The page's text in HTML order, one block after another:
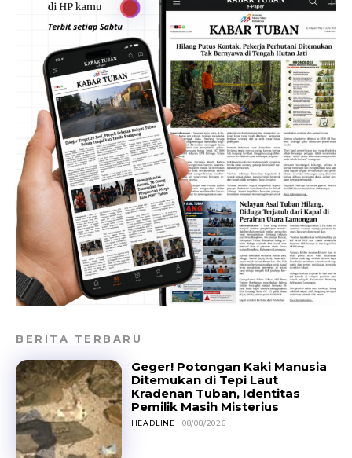
BERITA TERBARU
Geger! Potongan Kaki Manusia
Ditemukan di Tepi Laut
Kradenan Tuban, Identitas
Pemilik Masih Misterius
HEADLINE 08/08/2026